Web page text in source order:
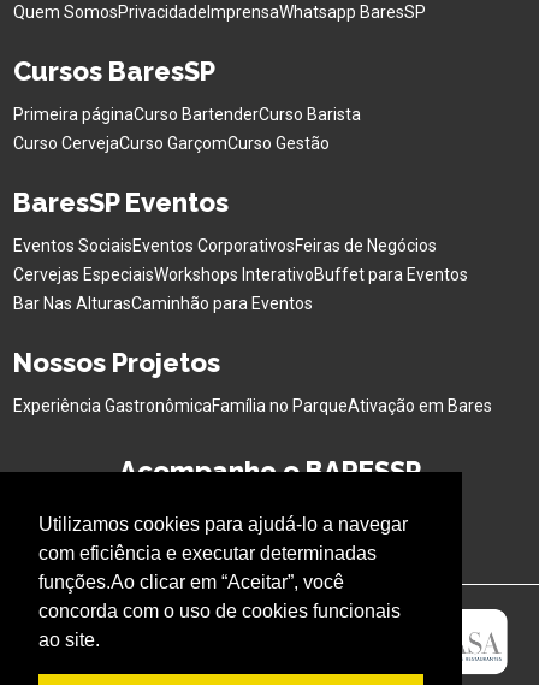
Utilizamos cookies para ajudá-lo a navegar
com eficiência e executar determinadas
funções.Ao clicar em “Aceitar”, você
concorda com o uso de cookies funcionais
ao site.
Quem SomosPrivacidade ImprensaWhatsapp BaresSP
Cursos BaresSP
Primeira páginaCurso BartenderCurso Barista
Curso CervejaCurso GarçomCurso Gestão
BaresSP Eventos
Eventos SociaisEventos CorporativosFeiras de Negócios
Cervejas EspeciaisWorkshops InterativoBuffet para Eventos
Bar Nas AlturasCaminhão para Eventos
Nossos Projetos
Experiência GastronômicaFamília no ParqueAtivação em Bares
Acompanhe o BARESSP